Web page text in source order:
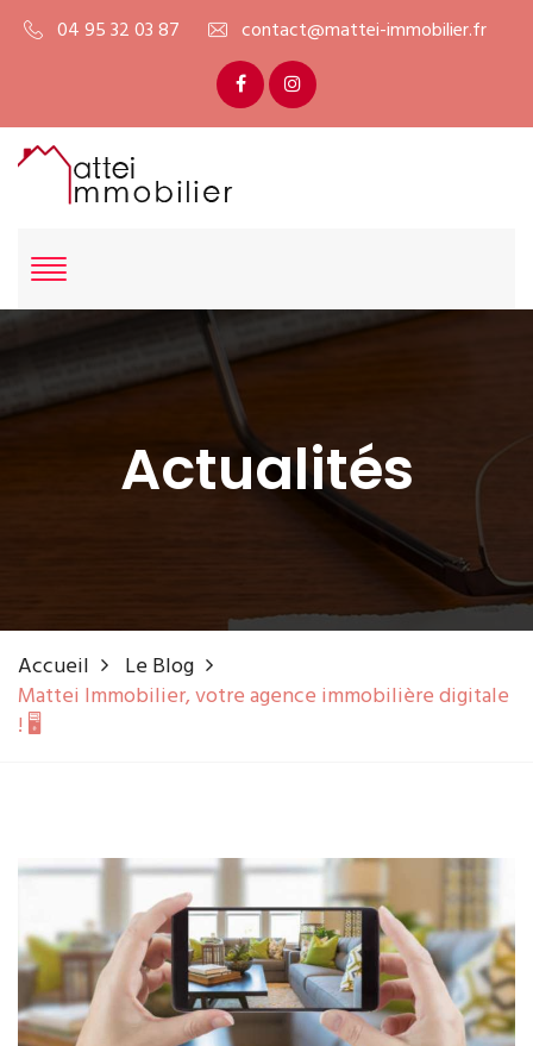
04 95 32 03 87 contact@mattei-immobilier.fr
Actualités
Accueil
Le Blog
Mattei Immobilier, votre agence immobilière digitale
! 🖥